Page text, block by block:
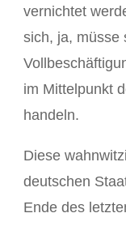
vernichtet
sich, ja, müsse
im Mittelpunkt
handeln.
Diese
deutschen
Ende des